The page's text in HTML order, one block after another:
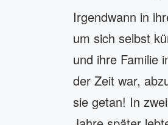
Irgendwann in
um sich selbst
und ihre Familie
der Zeit war,
sie getan! In